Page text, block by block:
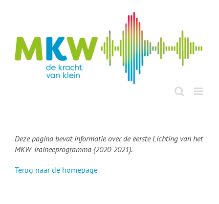
Deze pagina bevat informatie over de eerste Lichting van het
MKW Traineeprogramma (2020-2021).
Terug naar de homepage